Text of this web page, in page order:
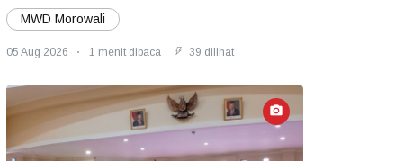
MWD Morowali
05 Aug 2026 1 menit dibaca 39 dilihat